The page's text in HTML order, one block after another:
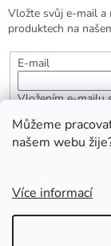
Můžeme
našem webu
Více informací
Vložte svůj e-mail a
produktech na
E-mail
Vložením e-mailu
PŘIHLÁSIT SE